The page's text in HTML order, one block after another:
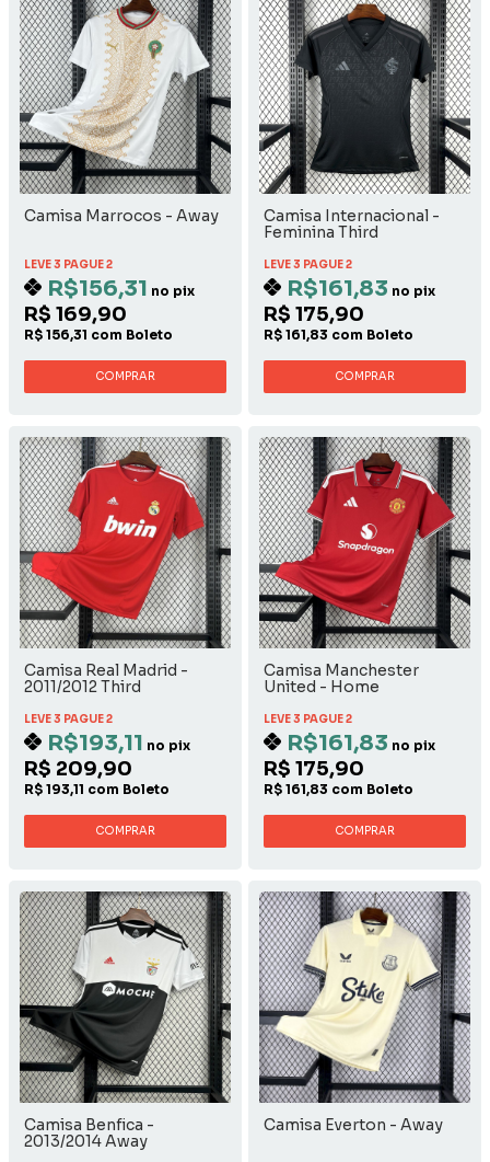
Camisa Marrocos - Away
LEVE 3 PAGUE 2
R$156,31 no pix
R$ 169,90
R$ 156,31 com Boleto
COMPRAR
Camisa Internacional -
Feminina Third
LEVE 3 PAGUE 2
R$161,83 no pix
R$ 175,90
R$ 161,83 com Boleto
COMPRAR
Camisa Real Madrid -
2011/2012 Third
LEVE 3 PAGUE 2
R$193,11 no pix
R$ 209,90
R$ 193,11 com Boleto
COMPRAR
Camisa Manchester
United - Home
LEVE 3 PAGUE 2
R$161,83 no pix
R$ 175,90
R$ 161,83 com Boleto
COMPRAR
Camisa Benfica -
2013/2014 Away
Camisa Everton - Away